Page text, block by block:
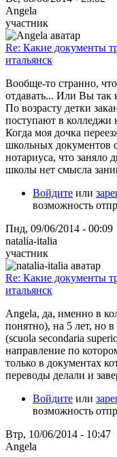
Angela
участник
Re: Какие документы
итальянск
Вообще-то странно,
отдавать... Или Вы так
По возрасту детки
поступают в колледжи
Когда моя дочка
школьных документов
нотариуса, что заняло
школы нет смысла
Войдите или
возможность
Пнд, 09/06/2014 - 00:09
natalia-italia
участник
Re: Какие документы
итальянск
Angela, да, именно в
понятно), на 5 лет, но
(scuola secondaria
направление по
только в документах
переводы делали и
Войдите или
возможность
Втр, 10/06/2014 - 10:47
Angela